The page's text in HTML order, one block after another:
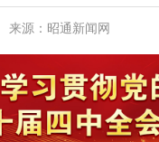
来源：昭通新闻网